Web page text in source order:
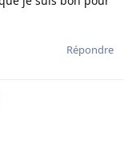
Répondre